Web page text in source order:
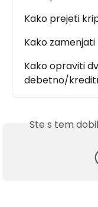
Kako prejeti
Kako
Kako opraviti
debetno/
Ste s tem